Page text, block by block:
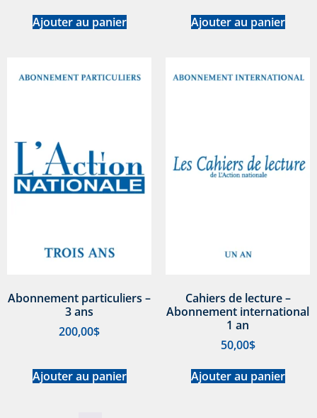
Ajouter au panier
Ajouter au panier
Abonnement particuliers –
3 ans
200,00$
Ajouter au panier
Cahiers de lecture –
Abonnement international
1 an
50,00$
Ajouter au panier